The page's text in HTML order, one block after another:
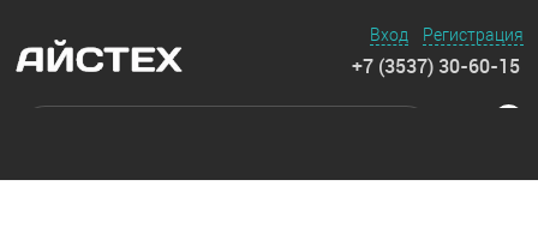
Вход Регистрация
+7 (3537) 30-60-15